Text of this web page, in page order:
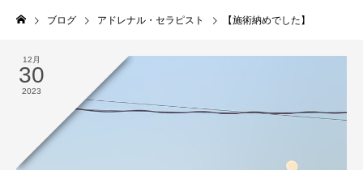
ブログ アドレナル・セラピスト 【施術納めでした】
12月
30
2023